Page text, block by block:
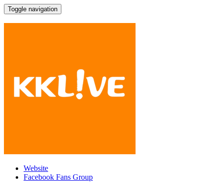
Toggle navigation
Website
Facebook Fans Group